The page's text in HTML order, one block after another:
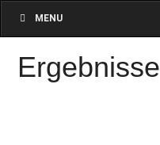
MENU
Ergebnisse